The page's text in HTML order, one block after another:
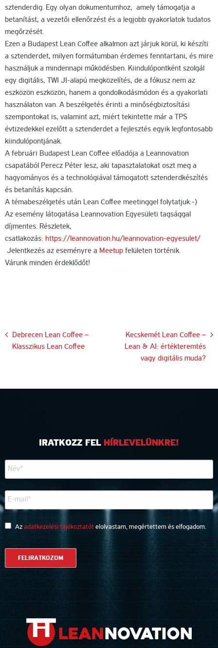
sztenderdig. Egy olyan dokumentumhoz, amely támogatja a
betanítást, a vezetői ellenőrzést és a legjobb gyakorlatok tudatos
megőrzését.
Ezen a Budapest Lean Coffee alkalmon azt járjuk körül, ki készíti
a sztenderdet, milyen formátumban érdemes fenntartani, és mire
használjuk a mindennapi működésben. Kiindulópontként szolgál
egy digitális, TWI JI-alapú megközelítés, de a fókusz nem az
eszközön eszközön, hanem a gondolkodásmódon és a gyakorlati
használaton van. A beszélgetés érinti a minőségbiztosítási
szempontokat is, valamint azt, miért tekintette már a TPS
évtizedekkel ezelőtt a sztenderdet a fejlesztés egyik legfontosabb
kiindulópontjának.
A februári Budapest Lean Coffee előadója a Leannovation
csapatából Perecz Péter lesz, aki tapasztalatokat oszt meg a
hagyományos és a technológiával támogatott sztenderdkészítés
és betanítás kapcsán.
A témabeszélgetés után Lean Coffee meetinggel folytatjuk:-)
Az esemény látogatása Leannovation Egyesületi tagsággal
díjmentes. Részletek,
csatlakozás: https://leannovation.hu/leannovation-egyesulet/
Jelentkezés az eseményre a Meetup felületen történik.
Várunk minden érdeklődőt!
Bejegyzés
navigáció
Debrecen Lean Coffee –
Klasszikus Lean Coffee
Kecskemét Lean Coffee –
Lean & AI: értékteremtés
vagy digitális muda?
IRATKOZZ FEL HÍRLEVELÜNKRE!
Az adatkezelési tájékoztatót elolvastam, megértettem és elfogadom.